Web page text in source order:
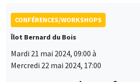
CONFÉRENCES/WORKSHOPS
Îlot Bernard du Bois
Mardi 21 mai 2024, 09:00 à
Mercredi 22 mai 2024, 17:00